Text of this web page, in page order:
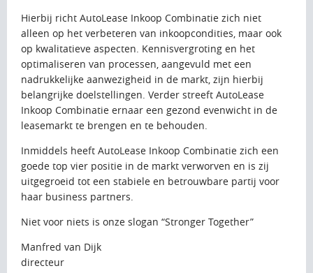
Hierbij richt AutoLease Inkoop Combinatie zich niet
alleen op het verbeteren van inkoopcondities, maar ook
op kwalitatieve aspecten. Kennisvergroting en het
optimaliseren van processen, aangevuld met een
nadrukkelijke aanwezigheid in de markt, zijn hierbij
belangrijke doelstellingen. Verder streeft AutoLease
Inkoop Combinatie ernaar een gezond evenwicht in de
leasemarkt te brengen en te behouden.
Inmiddels heeft AutoLease Inkoop Combinatie zich een
goede top vier positie in de markt verworven en is zij
uitgegroeid tot een stabiele en betrouwbare partij voor
haar business partners.
Niet voor niets is onze slogan “Stronger Together”
Manfred van Dijk
directeur